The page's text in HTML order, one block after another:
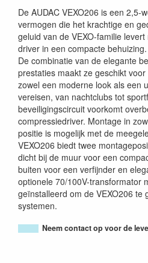
De AUDAC VEXO206 is een 2,5-
vermogen die het krachtige en
geluid van de VEXO-familie
driver in een compacte behuizing.
De combinatie van de elegante
prestaties maakt ze geschikt
zowel een moderne look als een
vereisen, van nachtclubs tot
beveiligingscircuit voorkomt
compressiedriver. Montage in
positie is mogelijk met de
VEXO206 biedt twee
dicht bij de muur voor een
buiten voor een verfijnder en
optionele 70/100V-transformator
geïnstalleerd om de VEXO206 te
systemen.
Neem contact op voor de